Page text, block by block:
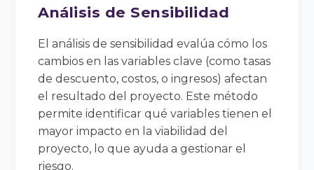
Análisis de Sensibilidad
El análisis de sensibilidad evalúa cómo los
cambios en las variables clave (como tasas
de descuento, costos, o ingresos) afectan
el resultado del proyecto. Este método
permite identificar qué variables tienen el
mayor impacto en la viabilidad del
proyecto, lo que ayuda a gestionar el
riesgo.